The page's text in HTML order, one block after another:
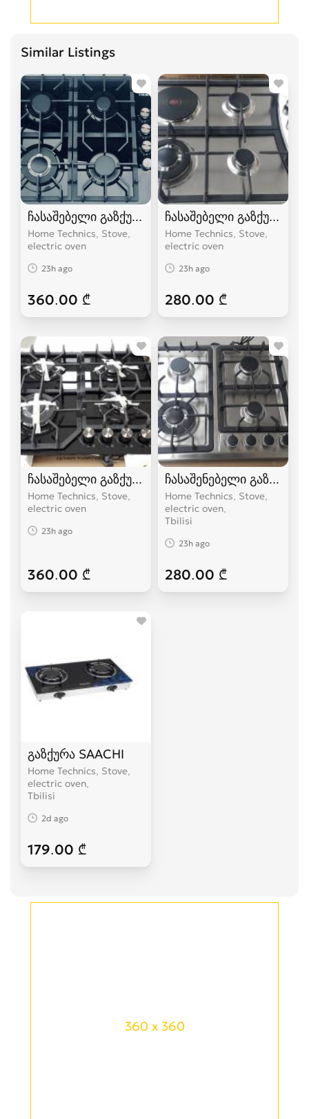
Similar Listings
ჩასაშებელი გაზქურები
Home Technics, Stove,
electric oven
23h ago
360.00 ₾
ჩასაშებელი გაზქურები
Home Technics, Stove,
electric oven
23h ago
280.00 ₾
ჩასაშებელი გაზქურები
Home Technics, Stove,
electric oven
23h ago
360.00 ₾
ჩასაშენებელი გაზქურები
Home Technics, Stove,
electric oven
Tbilisi
23h ago
280.00 ₾
გაზქურა SAACHI
Home Technics, Stove,
electric oven
Tbilisi
2d ago
179.00 ₾
360 x 360